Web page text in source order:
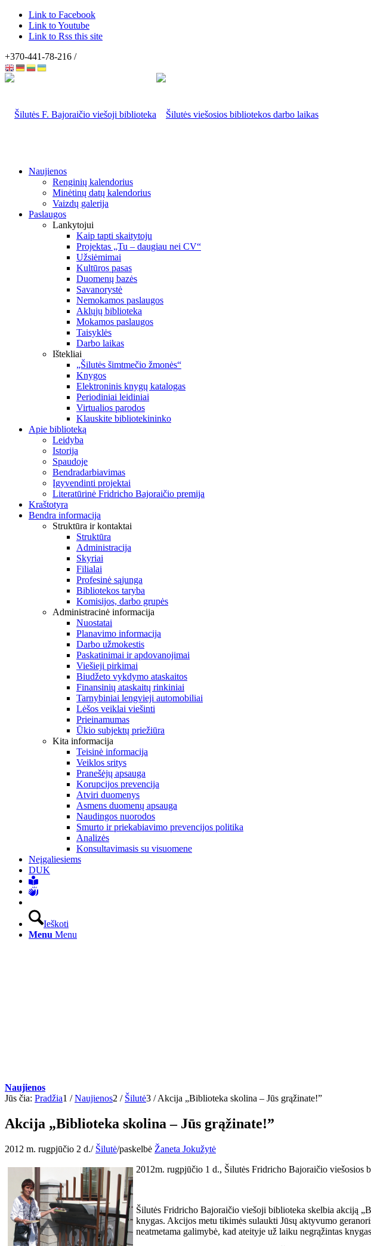
Link to Facebook
Link to Youtube
Link to Rss this site
+370-441-78-216 /
Naujienos
Renginių kalendorius
Minėtinų datų kalendorius
Vaizdų galerija
Paslaugos
Lankytojui
Kaip tapti skaitytoju
Projektas „Tu – daugiau nei CV“
Užsiėmimai
Kultūros pasas
Duomenų bazės
Savanorystė
Nemokamos paslaugos
Aklųjų biblioteka
Mokamos paslaugos
Taisyklės
Darbo laikas
Ištekliai
„Šilutės šimtmečio žmonės“
Knygos
Elektroninis knygų katalogas
Periodiniai leidiniai
Virtualios parodos
Klauskite bibliotekininko
Apie biblioteką
Leidyba
Istorija
Spaudoje
Bendradarbiavimas
Įgyvendinti projektai
Literatūrinė Fridricho Bajoraičio premija
Kraštotyra
Bendra informacija
Struktūra ir kontaktai
Struktūra
Administracija
Skyriai
Filialai
Profesinė sąjunga
Bibliotekos taryba
Komisijos, darbo grupės
Administracinė informacija
Nuostatai
Planavimo informacija
Darbo užmokestis
Paskatinimai ir apdovanojimai
Viešieji pirkimai
Biudžeto vykdymo ataskaitos
Finansinių ataskaitų rinkiniai
Tarnybiniai lengvieji automobiliai
Lėšos veiklai viešinti
Prieinamumas
Ūkio subjektų priežiūra
Kita informacija
Teisinė informacija
Veiklos sritys
Pranešėjų apsauga
Korupcijos prevencija
Atviri duomenys
Asmens duomenų apsauga
Naudingos nuorodos
Smurto ir priekabiavimo prevencijos politika
Analizės
Konsultavimasis su visuomene
Neįgaliesiems
DUK
Ieškoti
Menu Menu
Naujienos
Jūs čia: Pradžia1 / Naujienos2 / Šilutė3 / Akcija „Biblioteka skolina – Jūs grąžinate!”
Akcija „Biblioteka skolina – Jūs grąžinate!”
2012 m. rugpjūčio 2 d./ Šilutė/paskelbė Žaneta Jokužytė
2012m. rugpjūčio 1 d., Šilutės Fridricho Bajoraičio viešosios
Šilutės Fridricho Bajoraičio viešoji biblioteka skelbia akciją
knygas. Akcijos metu tikimės sulaukti Jūsų aktyvumo
neatmetama galimybė, kad ateityje už laiku negrąžintas